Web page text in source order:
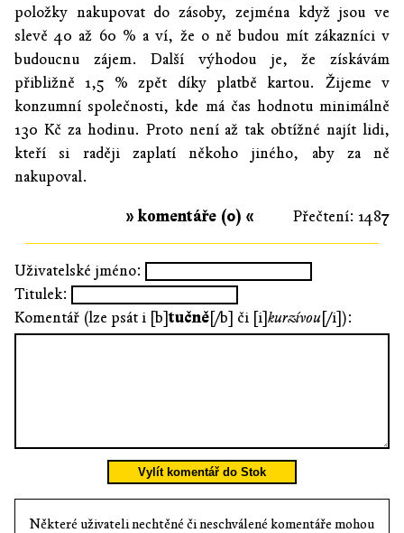
položky nakupovat do zásoby, zejména když jsou ve
slevě 40 až 60 % a ví, že o ně budou mít zákazníci v
budoucnu zájem. Další výhodou je, že získávám
přibližně 1,5 % zpět díky platbě kartou. Žijeme v
konzumní společnosti, kde má čas hodnotu minimálně
130 Kč za hodinu. Proto není až tak obtížné najít lidi,
kteří si raději zaplatí někoho jiného, aby za ně
nakupoval.
Přečtení: 1487
» komentáře (0) «
Uživatelské jméno:
Titulek:
Komentář (lze psát i [b]tučně[/b] či [i]kurzívou[/i]):
Vylít komentář do Stok
Některé uživateli nechtěné či neschválené komentáře mohou